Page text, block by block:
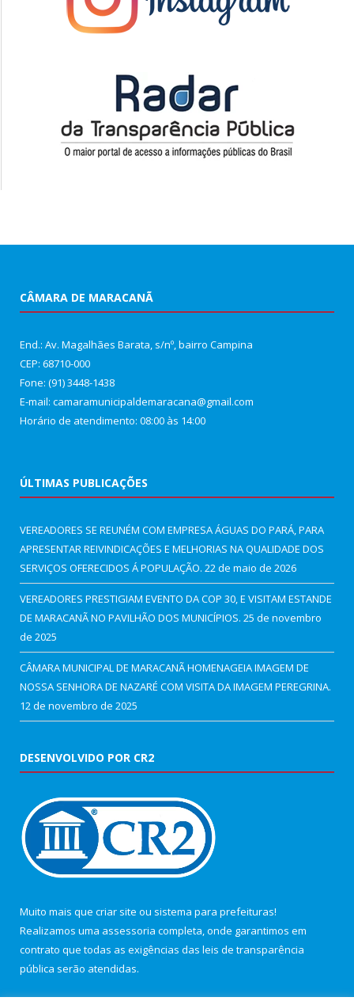
CÂMARA DE MARACANÃ
End.: Av. Magalhães Barata, s/nº, bairro Campina
CEP: 68710-000
Fone: (91) 3448-1438
E-mail: camaramunicipaldemaracana@gmail.com
Horário de atendimento: 08:00 às 14:00
ÚLTIMAS PUBLICAÇÕES
VEREADORES SE REUNÉM COM EMPRESA ÁGUAS DO PARÁ, PARA
APRESENTAR REIVINDICAÇÕES E MELHORIAS NA QUALIDADE DOS
SERVIÇOS OFERECIDOS Á POPULAÇÃO. 22 de maio de 2026
VEREADORES PRESTIGIAM EVENTO DA COP 30, E VISITAM ESTANDE
DE MARACANÃ NO PAVILHÃO DOS MUNICÍPIOS. 25 de novembro
de 2025
CÂMARA MUNICIPAL DE MARACANÃ HOMENAGEIA IMAGEM DE
NOSSA SENHORA DE NAZARÉ COM VISITA DA IMAGEM PEREGRINA.
12 de novembro de 2025
DESENVOLVIDO POR CR2
Muito mais que criar site ou sistema para prefeituras!
Realizamos uma assessoria completa, onde garantimos em
contrato que todas as exigências das leis de transparência
pública serão atendidas.